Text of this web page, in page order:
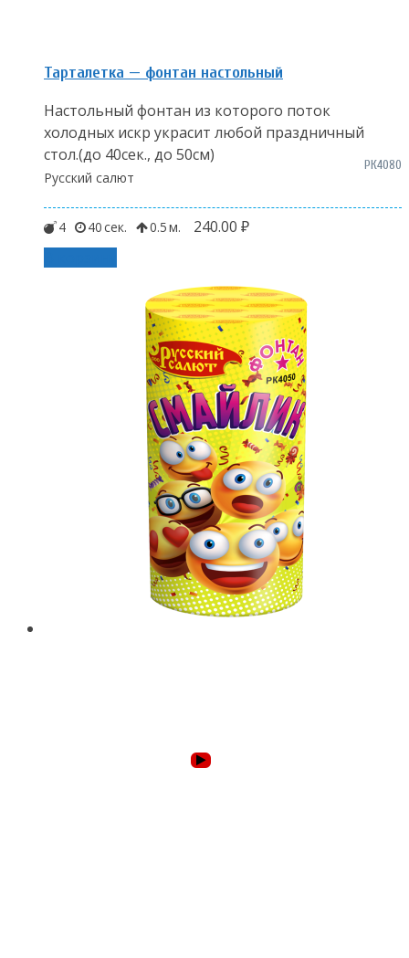
Тарталетка — фонтан настольный
Настольный фонтан из которого поток
холодных искр украсит любой праздничный
стол.(до 40сек., до 50см)
РК4080
Русский салют
4 40 0.5 240.00 ₽